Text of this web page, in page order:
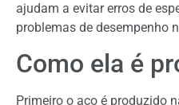
ajudam a evitar erros de
problemas de desempenho
Como ela é
Primeiro o aço é produzido